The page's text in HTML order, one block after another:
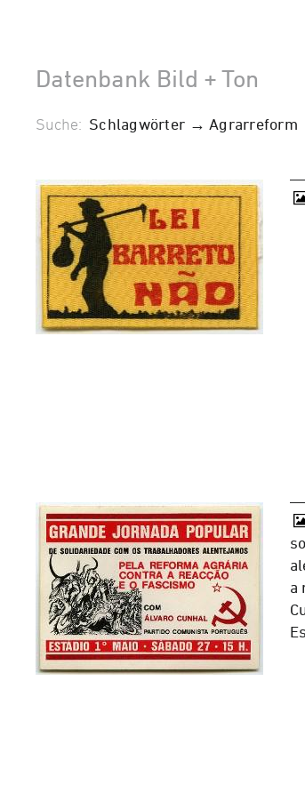
Datenbank Bild + Ton
Suche: Schlagwörter → Agrarreform
a